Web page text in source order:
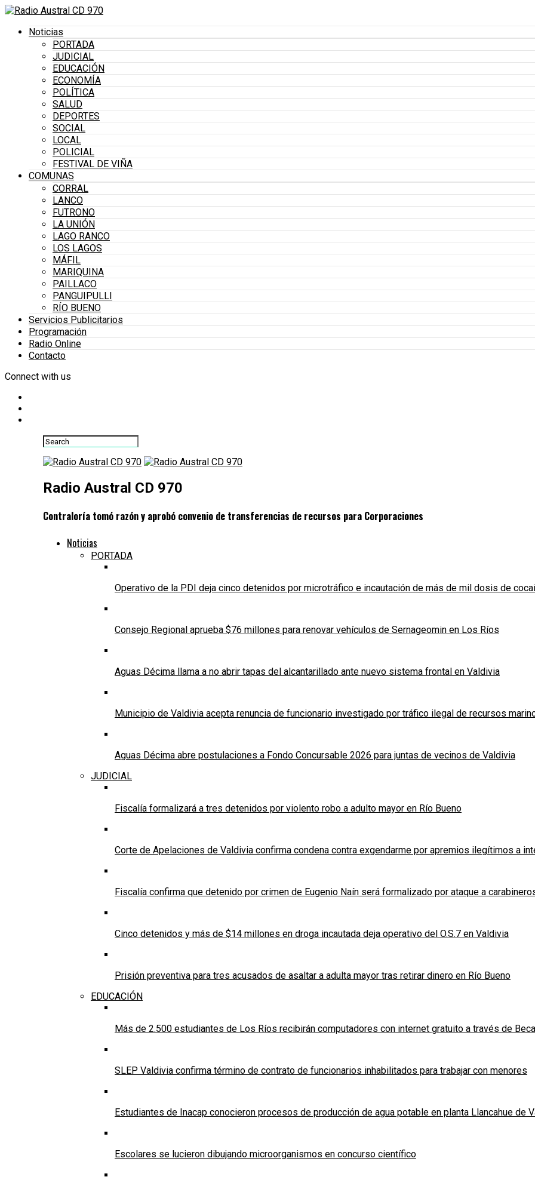
Noticias
PORTADA
JUDICIAL
EDUCACIÓN
ECONOMÍA
POLÍTICA
SALUD
DEPORTES
SOCIAL
LOCAL
POLICIAL
FESTIVAL DE VIÑA
COMUNAS
CORRAL
LANCO
FUTRONO
LA UNIÓN
LAGO RANCO
LOS LAGOS
MÁFIL
MARIQUINA
PAILLACO
PANGUIPULLI
RÍO BUENO
Servicios Publicitarios
Programación
Radio Online
Contacto
Connect with us
Radio Austral CD 970
Contraloría tomó razón y aprobó convenio de transferencias de recursos para Corporaciones
Noticias
PORTADA
Operativo de la PDI deja cinco detenidos por microtráfico e incautación de más de mil dosis de
Consejo Regional aprueba $76 millones para renovar vehículos de Sernageomin en Los Ríos
Aguas Décima llama a no abrir tapas del alcantarillado ante nuevo sistema frontal en Valdivia
Municipio de Valdivia acepta renuncia de funcionario investigado por tráfico ilegal de recursos
Aguas Décima abre postulaciones a Fondo Concursable 2026 para juntas de vecinos de Valdivia
JUDICIAL
Fiscalía formalizará a tres detenidos por violento robo a adulto mayor en Río Bueno
Corte de Apelaciones de Valdivia confirma condena contra exgendarme por apremios ilegítimos a
Fiscalía confirma que detenido por crimen de Eugenio Naín será formalizado por ataque a
Cinco detenidos y más de $14 millones en droga incautada deja operativo del O.S.7 en Valdivia
Prisión preventiva para tres acusados de asaltar a adulta mayor tras retirar dinero en Río Bueno
EDUCACIÓN
Más de 2.500 estudiantes de Los Ríos recibirán computadores con internet gratuito a través de
SLEP Valdivia confirma término de contrato de funcionarios inhabilitados para trabajar con menores
Estudiantes de Inacap conocieron procesos de producción de agua potable en planta Llancahue de
Escolares se lucieron dibujando microorganismos en concurso científico